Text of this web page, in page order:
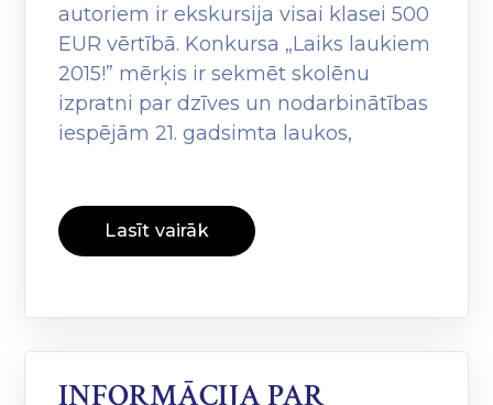
autoriem ir ekskursija visai klasei 500
EUR vērtībā. Konkursa „Laiks laukiem
2015!” mērķis ir sekmēt skolēnu
izpratni par dzīves un nodarbinātības
iespējām 21. gadsimta laukos,
Lasīt vairāk
INFORMĀCIJA PAR